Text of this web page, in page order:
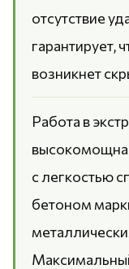
отсутствие
гарантирует,
возникнет
Работа в
с легкостью
бетоном